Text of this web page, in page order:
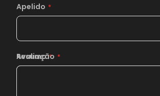
Apelido
Resumo
Avaliação